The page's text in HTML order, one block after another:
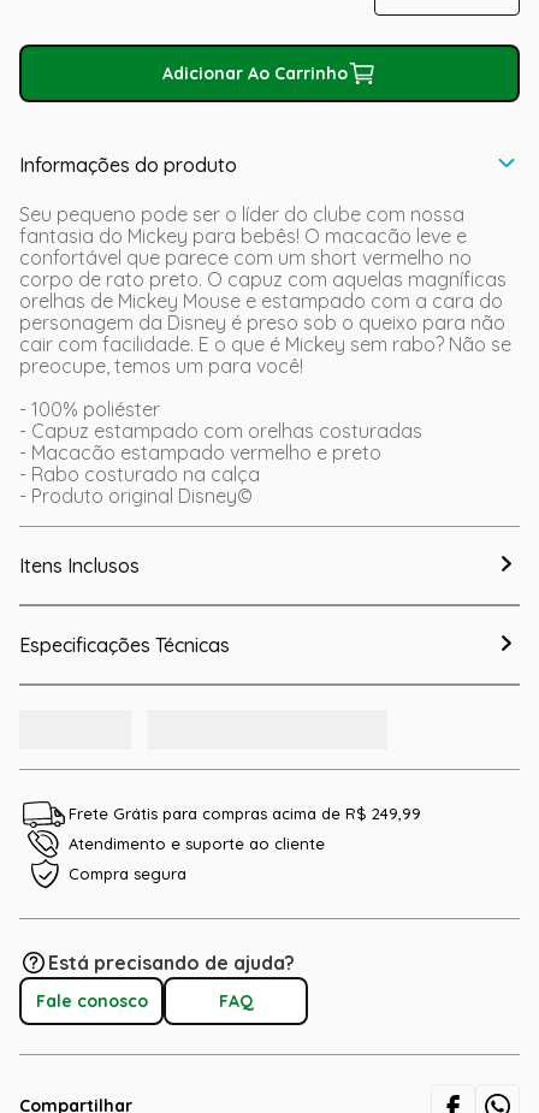
Adicionar Ao Carrinho
Informações do produto
Seu pequeno pode ser o líder do clube com nossa
fantasia do Mickey para bebês! O macacão leve e
confortável que parece com um short vermelho no
corpo de rato preto. O capuz com aquelas magníficas
orelhas de Mickey Mouse e estampado com a cara do
personagem da Disney é preso sob o queixo para não
cair com facilidade. E o que é Mickey sem rabo? Não se
preocupe, temos um para você!
- 100% poliéster
- Capuz estampado com orelhas costuradas
- Macacão estampado vermelho e preto
- Rabo costurado na calça
- Produto original Disney©
Itens Inclusos
Especificações Técnicas
Frete Grátis para compras acima de R$ 249,99
Atendimento e suporte ao cliente
Compra segura
Está precisando de ajuda?
Fale conosco FAQ
Compartilhar